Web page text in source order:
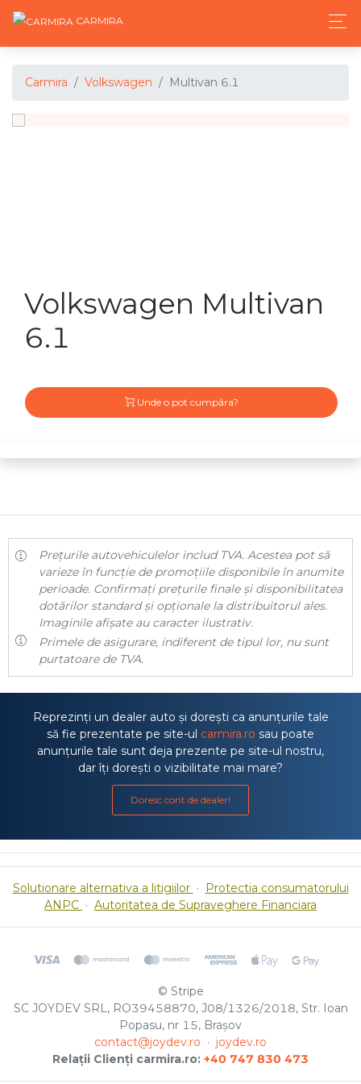
CARMIRA
Carmira Volkswagen Multivan 6.1
Volkswagen Multivan
6.1
Unde o pot cumpăra?
Prețurile autovehiculelor includ TVA. Acestea pot să
varieze în funcție de promoțiile disponibile în anumite
perioade. Confirmați prețurile finale și disponibilitatea
dotărilor standard și opționale la distribuitorul ales.
Imaginile afișate au caracter ilustrativ.
Primele de asigurare, indiferent de tipul lor, nu sunt
purtatoare de TVA.
Reprezinți un dealer auto și dorești ca anunțurile tale
să fie prezentate pe site-ul carmira.ro sau poate
anunțurile tale sunt deja prezente pe site-ul nostru,
dar îți dorești o vizibilitate mai mare?
Doresc cont de dealer!
Solutionare alternativa a litigiilor · Protectia consumatorului
ANPC · Autoritatea de Supraveghere Financiara
© Stripe
SC JOYDEV SRL, RO39458870, J08/1326/2018, Str. Ioan
Popasu, nr 15, Brașov
contact@joydev.ro · joydev.ro
Relații Clienți carmira.ro: +40 747 830 473